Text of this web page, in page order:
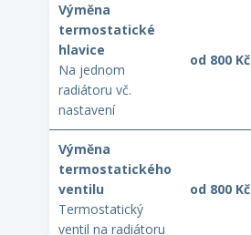
Výměna
termostatické
hlavice
Na jednom
radiátoru vč.
nastavení
od 800 Kč
Výměna
termostatického
ventilu
Termostatický
ventil na radiátoru
od 800 Kč